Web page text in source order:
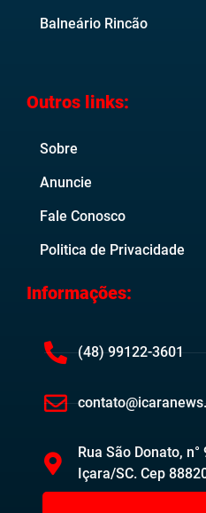
Balneário Rincão
Outros links:
Sobre
Anuncie
Fale Conosco
Politica de Privacidade
Informações:
(48) 99122-3601
Rua São Donato,
Içara/SC. Cep